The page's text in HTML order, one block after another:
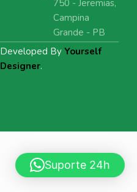
750 - Jeremias,
Campina
Grande - PB
Developed By Yourself
Designer.
Suporte 24h